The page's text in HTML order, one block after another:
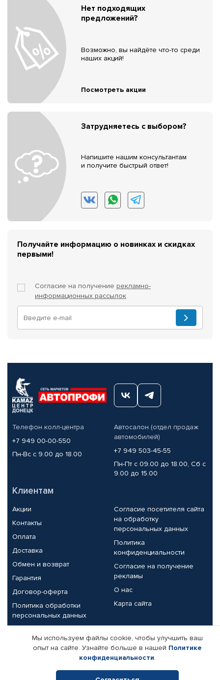
Нет подходящих
предложений?
Возможно, вы найдёте что-то среди
наших акций!
Посмотреть акции
Затрудняетесь с выбором?
Напишите нашим консультантам
и получите быстрый ответ!
Получайте информацию о новинках и скидках
первыми!
Согласие на получение рекламно-
информационных рассылок
Телефон колл-центра
+7 949 00-00-550
Пн-Вс с 9.00 до 18.00
Автосалон (отдел продаж
автомобилей)
+7 949 503-45-55
Пн-Пт с 09.00 до 18.00, Сб с
9.00 до 15.00
Клиентам
Акции
Контакты
Оплата
Доставка
Обмен и возврат
Гарантия
Договор-оферта
Политика обработки
персональных данных
Согласие посетителя сайта
на обработку
персональных данных
Политика
конфиденциальности
Согласие на получение
рекламы
О нас
Карта сайта
Партнерам
Корпоративным клиентам
Поставщикам
Реквизиты компании
Мы используем файлы cookie, чтобы улучшить ваш
опыт на сайте. Узнайте больше в нашей Политике
конфиденциальности.